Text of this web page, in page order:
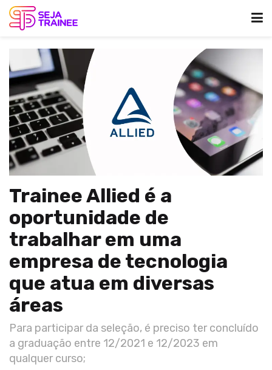
Trainee Allied é a
oportunidade de
trabalhar em uma
empresa de tecnologia
que atua em diversas
áreas
Para participar da seleção, é preciso ter concluído
a graduação entre 12/2021 e 12/2023 em
qualquer curso;